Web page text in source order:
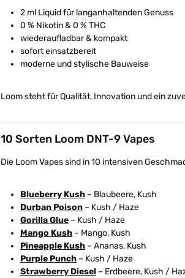
2 ml Liquid für langanhaltenden Genuss
0 % Nikotin & 0 % THC
wiederaufladbar & kompakt
sofort einsatzbereit
moderne und stylische Bauweise
Loom steht für Qualität, Innovation und ein
10 Sorten Loom DNT-9 Vapes
Die Loom Vapes sind in 10 intensiven
Blueberry Kush – Blaubeere, Kush
Durban Poison – Kush / Haze
Gorilla Glue – Kush / Haze
Mango Kush – Mango, Kush
Pineapple Kush – Ananas, Kush
Purple Punch – Kush / Haze
Strawberry Diesel – Erdbeere, Kush /